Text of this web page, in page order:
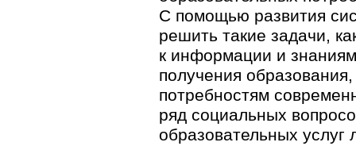
С помощью развития
решить такие задачи,
к информации и
получения
потребностям
ряд социальных
образовательных